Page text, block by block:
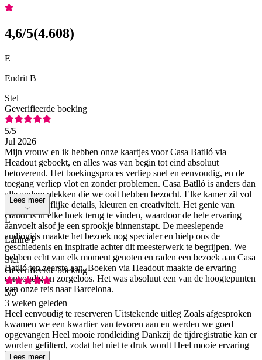
4,6/5(4.608)
E
Endrit B
Stel
Geverifieerde boeking
5/5
Jul 2026
Mijn vrouw en ik hebben onze kaartjes voor Casa Batlló via
Headout geboekt, en alles was van begin tot eind absoluut
betoverend. Het boekingsproces verliep snel en eenvoudig, en de
toegang verliep vlot en zonder problemen. Casa Batlló is anders dan
alle andere plekken die we ooit hebben bezocht. Elke kamer zit vol
met ongelooflijke details, kleuren en creativiteit. Het genie van
Gaudí is in elke hoek terug te vinden, waardoor de hele ervaring
aanvoelt alsof je een sprookje binnenstapt. De meeslepende
audiogids maakte het bezoek nog specialer en hielp ons de
geschiedenis en inspiratie achter dit meesterwerk te begrijpen. We
hebben echt van elk moment genoten en raden een bezoek aan Casa
Batlló ten zeerste aan. Boeken via Headout maakte de ervaring
eenvoudig en zorgeloos. Het was absoluut een van de hoogtepunten
van onze reis naar Barcelona.
Lees meer
L
Lahire P
Stel
Geverifieerde boeking
5/5
3 weken geleden
Heel eenvoudig te reserveren Uitstekende uitleg Zoals afgesproken
kwamen we een kwartier van tevoren aan en werden we goed
opgevangen Heel mooie rondleiding Dankzij de tijdregistratie kan er
worden gefilterd, zodat het niet te druk wordt Heel mooie ervaring
Lees meer